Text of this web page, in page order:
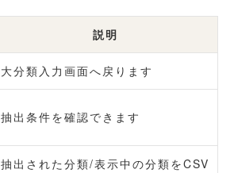
説明
大分類入力画面へ戻ります
抽出条件を確認できます
抽出された分類/表示中の分類をCSV